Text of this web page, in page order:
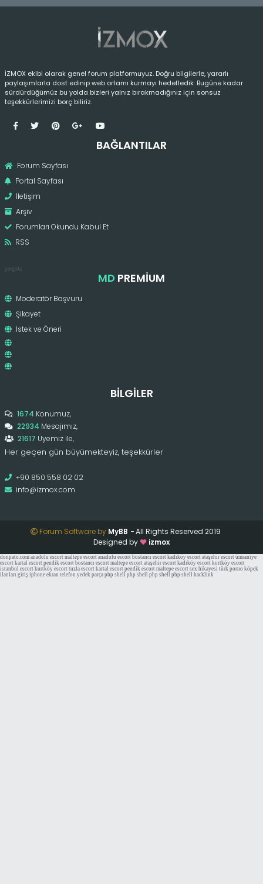
İZMOX ekibi olarak genel forum platformuyuz. Doğru bilgilerle, yararlı
paylaşımlarla dost edinip web ortamı kurmayı hedefledik. Bugüne kadar
sürdürdüğümüz bu yolda bizleri yalnız bırakmadığınız için sonsuz
teşekkürlerimizi borç biliriz.
BAĞLANTILAR
Forum Sayfası
Portal Sayfası
İletişim
Arşiv
Forumları Okundu Kabul Et
RSS
pergola
MD PREMIUM
Moderatör Başvuru
Şikayet
İstek ve Öneri
BILGILER
1674 Konumuz,
22934 Mesajımız,
21617 Üyemiz ile,
Her geçen gün büyümekteyiz, teşekkürler
+90 850 558 02 02
info@izmox.com
Forum Software by MyBB -All Rights Reserved 2019
Designed by
izmox
donpato.com anadolu escort maltepe escort anadolu escort bostancı escort kadıköy escort ataşehir escort ümraniye
escort kartal escort pendik escort bostancı escort maltepe escort ataşehir escort kadıköy escort kurtköy escort
istanbul escort kurtköy escort tuzla escort kartal escort pendik escort maltepe escort sex hikayesi türk porno köpek
ilanları giriş iphone ekran telefon yedek parça php shell php shell php shell php shell hacklink